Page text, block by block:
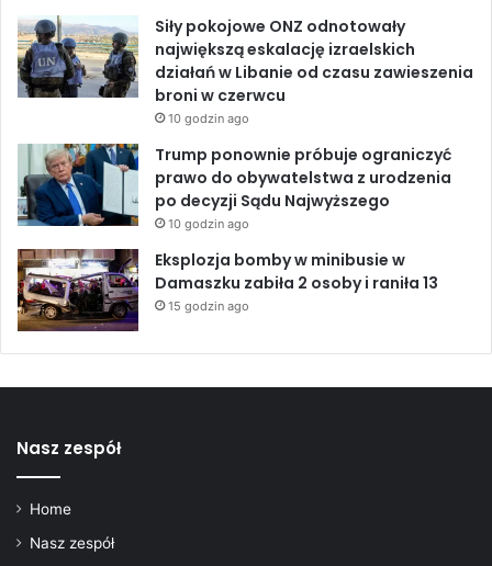
c
z
n
e
0
2
4
w
A
r
a
i
u
d
y
s
Siły pokojowe ONZ odnotowały
największą eskalację izraelskich
działań w Libanie od czasu zawieszenia
broni w czerwcu
10 godzin ago
Trump ponownie próbuje ograniczyć
prawo do obywatelstwa z urodzenia
po decyzji Sądu Najwyższego
10 godzin ago
Eksplozja bomby w minibusie w
Damaszku zabiła 2 osoby i raniła 13
15 godzin ago
Nasz zespół
Home
Nasz zespół